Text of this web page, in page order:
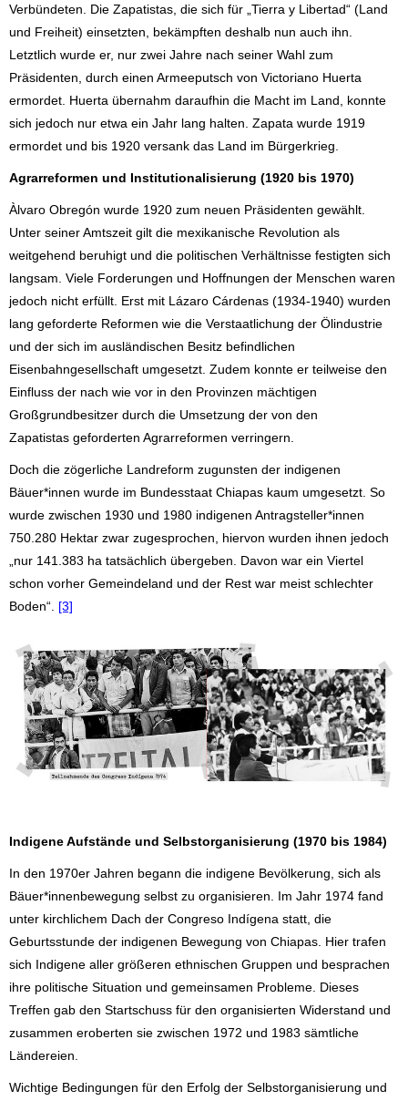
Verbündeten. Die Zapatistas, die sich für „Tierra y Libertad“ (Land
und Freiheit) einsetzten, bekämpften deshalb nun auch ihn.
Letztlich wurde er, nur zwei Jahre nach seiner Wahl zum
Präsidenten, durch einen Armeeputsch von Victoriano Huerta
ermordet. Huerta übernahm daraufhin die Macht im Land, konnte
sich jedoch nur etwa ein Jahr lang halten. Zapata wurde 1919
ermordet und bis 1920 versank das Land im Bürgerkrieg.
Agrarreformen und Institutionalisierung (1920 bis 1970)
Àlvaro Obregón wurde 1920 zum neuen Präsidenten gewählt.
Unter seiner Amtszeit gilt die mexikanische Revolution als
weitgehend beruhigt und die politischen Verhältnisse festigten sich
langsam. Viele Forderungen und Hoffnungen der Menschen waren
jedoch nicht erfüllt. Erst mit Lázaro Cárdenas (1934-1940) wurden
lang geforderte Reformen wie die Verstaatlichung der Ölindustrie
und der sich im ausländischen Besitz befindlichen
Eisenbahngesellschaft umgesetzt. Zudem konnte er teilweise den
Einfluss der nach wie vor in den Provinzen mächtigen
Großgrundbesitzer durch die Umsetzung der von den
Zapatistas geforderten Agrarreformen verringern.
Doch die zögerliche Landreform zugunsten der indigenen
Bäuer*innen wurde im Bundesstaat Chiapas kaum umgesetzt. So
wurde zwischen 1930 und 1980 indigenen Antragsteller*innen
750.280 Hektar zwar zugesprochen, hiervon wurden ihnen jedoch
„nur 141.383 ha tatsächlich übergeben. Davon war ein Viertel
schon vorher Gemeindeland und der Rest war meist schlechter
Boden“. [3]
Indigene Aufstände und Selbstorganisierung (1970 bis 1984)
In den 1970er Jahren begann die indigene Bevölkerung, sich als
Bäuer*innenbewegung selbst zu organisieren. Im Jahr 1974 fand
unter kirchlichem Dach der Congreso Indígena statt, die
Geburtsstunde der indigenen Bewegung von Chiapas. Hier trafen
sich Indigene aller größeren ethnischen Gruppen und besprachen
ihre politische Situation und gemeinsamen Probleme. Dieses
Treffen gab den Startschuss für den organisierten Widerstand und
zusammen eroberten sie zwischen 1972 und 1983 sämtliche
Ländereien.
Wichtige Bedingungen für den Erfolg der Selbstorganisierung und